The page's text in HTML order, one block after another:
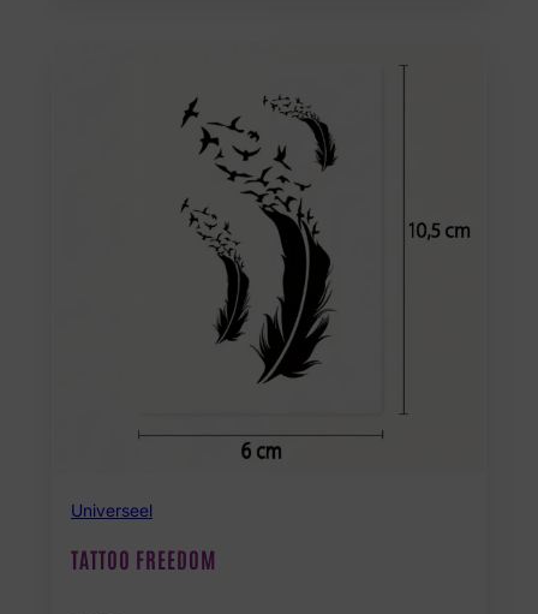
Universeel
TATTOO FREEDOM